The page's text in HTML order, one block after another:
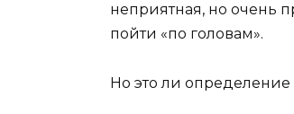
неприятная, но очень
пойти «по головам».
Но это ли определение